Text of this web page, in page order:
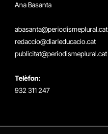
Ana Basanta
abasanta@periodismeplural.cat
redaccio@diarieducacio.cat
publicitat@periodismeplural.cat
Telèfon:
932 311 247